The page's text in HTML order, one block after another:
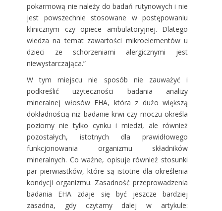
pokarmową nie należy do badań rutynowych i nie
jest powszechnie stosowane w postępowaniu
klinicznym czy opiece ambulatoryjnej. Dlatego
wiedza na temat zawartości mikroelementów u
dzieci ze schorzeniami alergicznymi jest
niewystarczająca.”
W tym miejscu nie sposób nie zauważyć i
podkreślić użyteczności badania analizy
mineralnej włosów EHA, która z dużo większą
dokładnością niż badanie krwi czy moczu określa
poziomy nie tylko cynku i miedzi, ale również
pozostałych, istotnych dla prawidłowego
funkcjonowania organizmu składników
mineralnych. Co ważne, opisuje również stosunki
par pierwiastków, które są istotne dla określenia
kondycji organizmu. Zasadność przeprowadzenia
badania EHA zdaje się być jeszcze bardziej
zasadna, gdy czytamy dalej w artykule: